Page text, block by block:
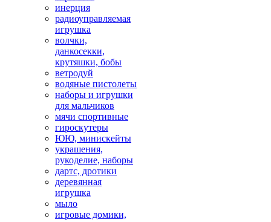
инерция
радиоуправляемая
игрушка
волчки,
данкосекки,
крутяшки, бобы
ветродуй
водяные пистолеты
наборы и игрушки
для мальчиков
мячи спортивные
гироскутеры
ЮЮ, минискейты
украшения,
рукоделие, наборы
дартс, дротики
деревянная
игрушка
мыло
игровые домики,